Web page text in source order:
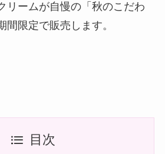
リームが自慢の「秋のこだわ
間限定で販売します。
目次